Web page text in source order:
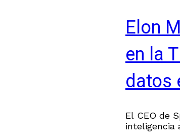
Elon
en la
datos
El CEO de
inteligencia